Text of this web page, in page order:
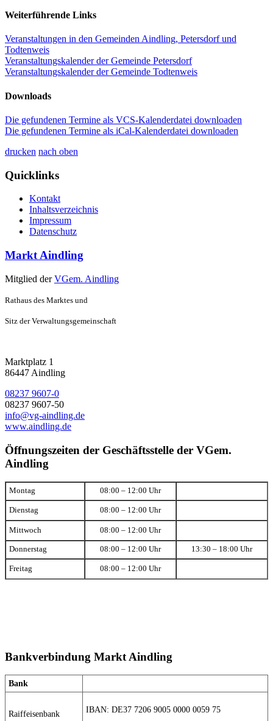
Weiterführende Links
Veranstaltungen in den Gemeinden Aindling, Petersdorf und
Todtenweis
Veranstaltungskalender der Gemeinde Petersdorf
Veranstaltungskalender der Gemeinde Todtenweis
Downloads
Die gefundenen Termine als VCS-Kalenderdatei downloaden
Die gefundenen Termine als iCal-Kalenderdatei downloaden
drucken nach oben
Quicklinks
Kontakt
Inhaltsverzeichnis
Impressum
Datenschutz
Markt Aindling
Mitglied derVGem. Aindling
Rathaus des Marktes und
Sitz der Verwaltungsgemeinschaft
Marktplatz 1
86447 Aindling
08237 9607-0
08237 9607-50
info@vg-aindling.de
www.aindling.de
Öffnungszeiten der Geschäftsstelle der VGem.
Aindling
Montag 08:00 – 12:00 Uhr
Dienstag 08:00 – 12:00 Uhr
Mittwoch 08:00 – 12:00 Uhr
Donnerstag 08:00 – 12:00 Uhr 13:30 – 18:00 Uhr
Freitag 08:00 – 12:00 Uhr
Bankverbindung Markt Aindling
Bank
Raiffeisenbank
IBAN: DE37 7206 9005 0000 0059 75